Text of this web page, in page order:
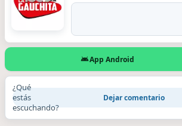
App Android
¿Qué
estás
escuchando?
Dejar comentario